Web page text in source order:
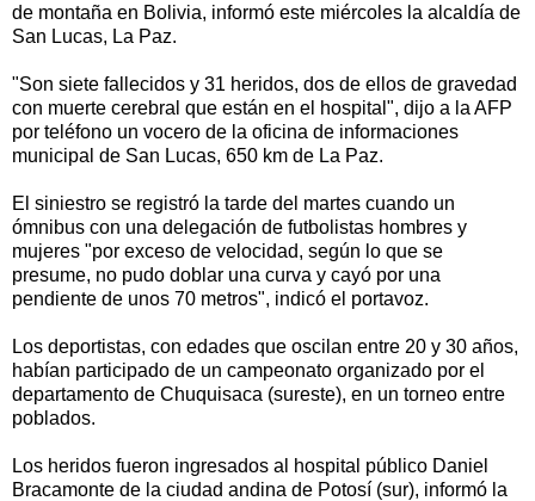
de montaña en Bolivia, informó este miércoles la alcaldía de
San Lucas, La Paz.
"Son siete fallecidos y 31 heridos, dos de ellos de gravedad
con muerte cerebral que están en el hospital", dijo a la AFP
por teléfono un vocero de la oficina de informaciones
municipal de San Lucas, 650 km de La Paz.
El siniestro se registró la tarde del martes cuando un
ómnibus con una delegación de futbolistas hombres y
mujeres "por exceso de velocidad, según lo que se
presume, no pudo doblar una curva y cayó por una
pendiente de unos 70 metros", indicó el portavoz.
Los deportistas, con edades que oscilan entre 20 y 30 años,
habían participado de un campeonato organizado por el
departamento de Chuquisaca (sureste), en un torneo entre
poblados.
Los heridos fueron ingresados al hospital público Daniel
Bracamonte de la ciudad andina de Potosí (sur), informó la